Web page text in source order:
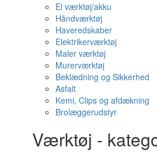
El værktøj/akku
Håndværktøj
Haveredskaber
Elektrikerværktøj
Maler værktøj
Murerværktøj
Beklædning og Sikkerhed
Asfalt
Kemi, Clips og afdækning
Brolæggerudstyr
Værktøj -